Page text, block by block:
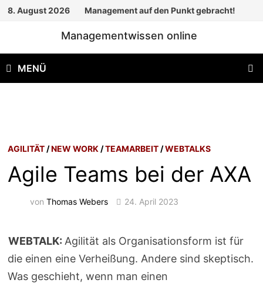
Zum
8. August 2026 Management auf den Punkt gebracht!
Managementwissen online
MENÜ
AGILITÄT /NEW WORK /TEAMARBEIT /WEBTALKS
Agile Teams bei der AXA
vonThomas Webers 24. April 2023
WEBTALK: Agilität als Organisationsform ist für
die einen eine Verheißung. Andere sind skeptisch.
Was geschieht, wenn man einen